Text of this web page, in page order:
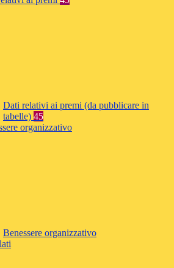
Dati relativi ai premi (da pubblicare in
tabelle) 45
organizzativo
Benessere organizzativo